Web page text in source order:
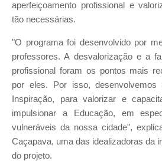
aperfeiçoamento profissional e
tão necessárias.
"O programa foi desenvolvido por
professores. A desvalorização e a
profissional foram os pontos mais
por eles. Por isso, desenvolvemos
Inspiração, para valorizar e
impulsionar a Educação, em
vulneráveis da nossa cidade",
Caçapava, uma das idealizadoras da
do projeto.